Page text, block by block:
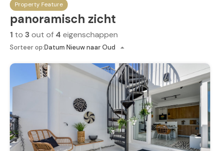
Property Feature
panoramisch zicht
1 to 3out of 4 eigenschappen
Sorteer op:Datum Nieuw naar Oud